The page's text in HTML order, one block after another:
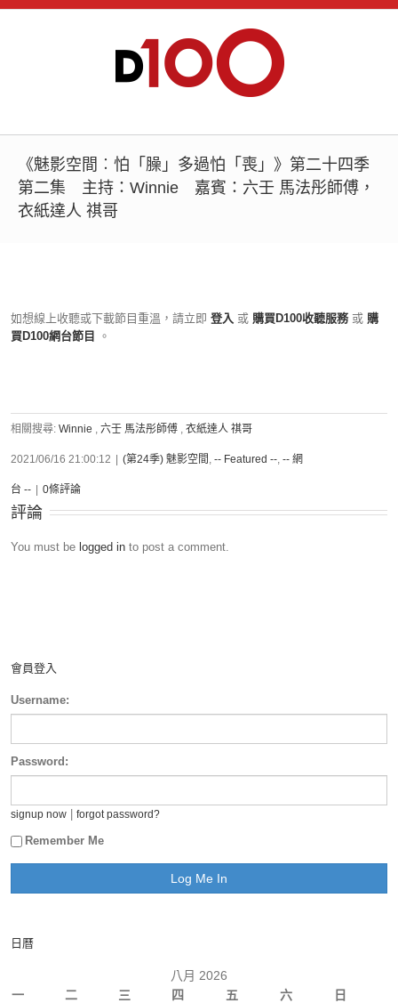
《魅影空間︰怕「臊」多過怕「喪」》第二十四季
第二集 主持：Winnie 嘉賓：六壬 馬法彤師傅，
衣紙達人 祺哥
如想線上收聽或下載節目重溫，請立即 登入 或 購買D100收聽服務 或 購
買D100網台節目
。
相關搜尋: Winnie , 六壬 馬法彤師傅 , 衣紙達人 祺哥
2021/06/16 21:00:12 (第24季) 魅影空間 , -- Featured --, -- 網
台 -- 0條評論
評論
You must be logged in to post a comment.
會員登入
Username:
Password:
signup now forgot password?
Remember Me
日曆
八月 2026
一
二 三 四 五 六 日